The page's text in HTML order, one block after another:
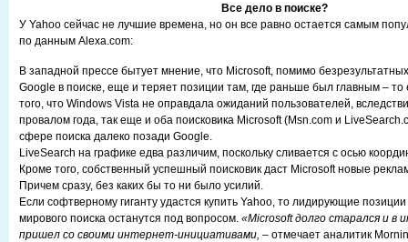
Все дело в поиске?
У Yahoo сейчас не лучшие времена, но он все равно остается самым
по данным Alexa.com:
В западной прессе бытует мнение, что Microsoft, помимо
Google в поиске, еще и теряет позиции там, где раньше был главным – то
того, что Windows Vista не оправдала ожиданий пользователей,
провалом года, так еще и оба поисковика Microsoft (Msn.com и
сфере поиска далеко позади Google.
LiveSearch на графике едва различим, поскольку сливается с осью
Кроме того, собственный успешный поисковик даст Microsoft новые
Причем сразу, без каких бы то ни было усилий.
Если софтверному гиганту удастся купить Yahoo, то лидирующие
мирового поиска останутся под вопросом. «Microsoft долго старался и в
пришел со своими интернет-инициативами, – отмечает аналитик